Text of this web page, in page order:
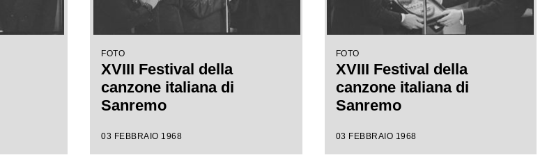
FOTO
XVIII Festival della
canzone italiana di
Sanremo
03 FEBBRAIO 1968
FOTO
XVIII Festival della
canzone italiana di
Sanremo
03 FEBBRAIO 1968